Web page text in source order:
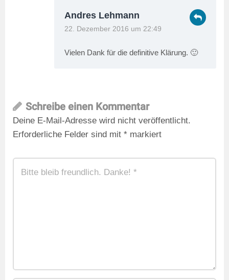
Andres Lehmann
22. Dezember 2016 um 22:49
Vielen Dank für die definitive Klärung. 🙂
Schreibe einen Kommentar
Deine E-Mail-Adresse wird nicht veröffentlicht.
Erforderliche Felder sind mit * markiert